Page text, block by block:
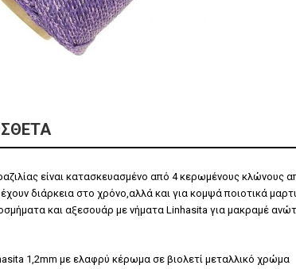
είναι κατασκευασμένο από 4 κερωμένους κλώνους
διάρκεια στο χρόνο,αλλά και για κομψά ποιοτικά
και αξεσουάρ με νήματα Linhasita για μακραμέ
1,2mm με ελαφρύ κέρωμα σε βιολετί μεταλλικό χρώμα